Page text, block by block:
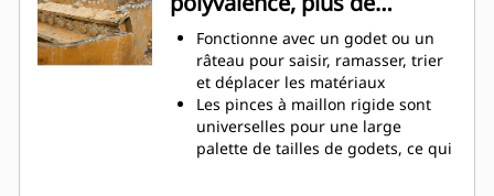
ou un râteau seul serait insuffisant
productivité
Fonctionne avec un godet ou un
râteau pour saisir, ramasser, trier
et déplacer les matériaux
Les pinces à maillon rigide sont
universelles pour une large
palette de tailles de godets, ce qui